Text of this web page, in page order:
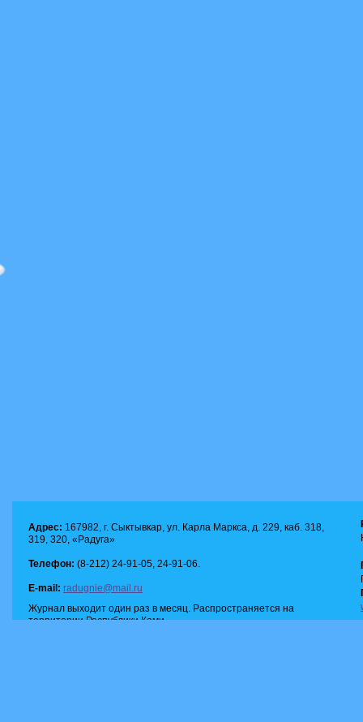
Адрес: 167982, г. Сыктывкар, ул. Карла Маркса, д. 229, каб. 318,
319, 320, «Радуга»
Телефон: (8-212) 24-91-05, 24-91-06.
E-mail: radugnie@mail.ru
Журнал выходит один раз в месяц. Распространяется на
территории Республики Коми.